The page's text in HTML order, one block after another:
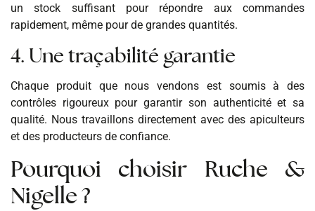
un stock suffisant pour répondre aux commandes
rapidement, même pour de grandes quantités.
4. Une traçabilité garantie
Chaque produit que nous vendons est soumis à des
contrôles rigoureux pour garantir son authenticité et sa
qualité. Nous travaillons directement avec des apiculteurs
et des producteurs de confiance.
Pourquoi choisir Ruche &
Nigelle ?